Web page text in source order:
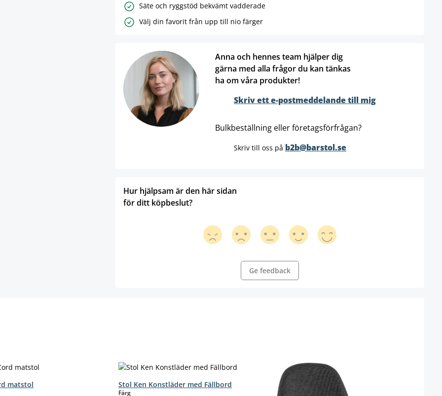
Säte och ryggstöd bekvämt vadderade
Välj din favorit från upp till nio färger
Anna och hennes team hjälper dig
gärna med alla frågor du kan tänkas
ha om våra produkter!
Skriv ett e-postmeddelande till mig
Bulkbeställning eller företagsförfrågan?
Skriv till oss på b2b@barstol.se
Hur hjälpsam är den här sidan
för ditt köpbeslut?
Ge feedback
matstol Stol Ken Konstläder med Fällbord
Färgselect